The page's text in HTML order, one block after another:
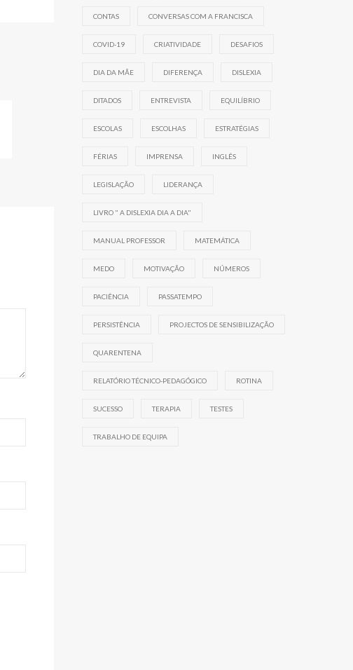
CONTAS CONVERSAS COM A FRANCISCA
COVID-19 CRIATIVIDADE DESAFIOS
DIA DA MÃE DIFERENÇA DISLEXIA
DITADOS ENTREVISTA EQUILÍBRIO
ESCOLAS ESCOLHAS ESTRATÉGIAS
FÉRIAS IMPRENSA INGLÊS
LEGISLAÇÃO LIDERANÇA
LIVRO " A DISLEXIA DIA A DIA"
MANUAL PROFESSOR MATEMÁTICA
MEDO MOTIVAÇÃO NÚMEROS
PACIÊNCIA PASSATEMPO
PERSISTÊNCIA PROJECTOS DE SENSIBILIZAÇÃO
QUARENTENA
RELATÓRIO TÉCNICO-PEDAGÓGICO ROTINA
SUCESSO TERAPIA TESTES
TRABALHO DE EQUIPA